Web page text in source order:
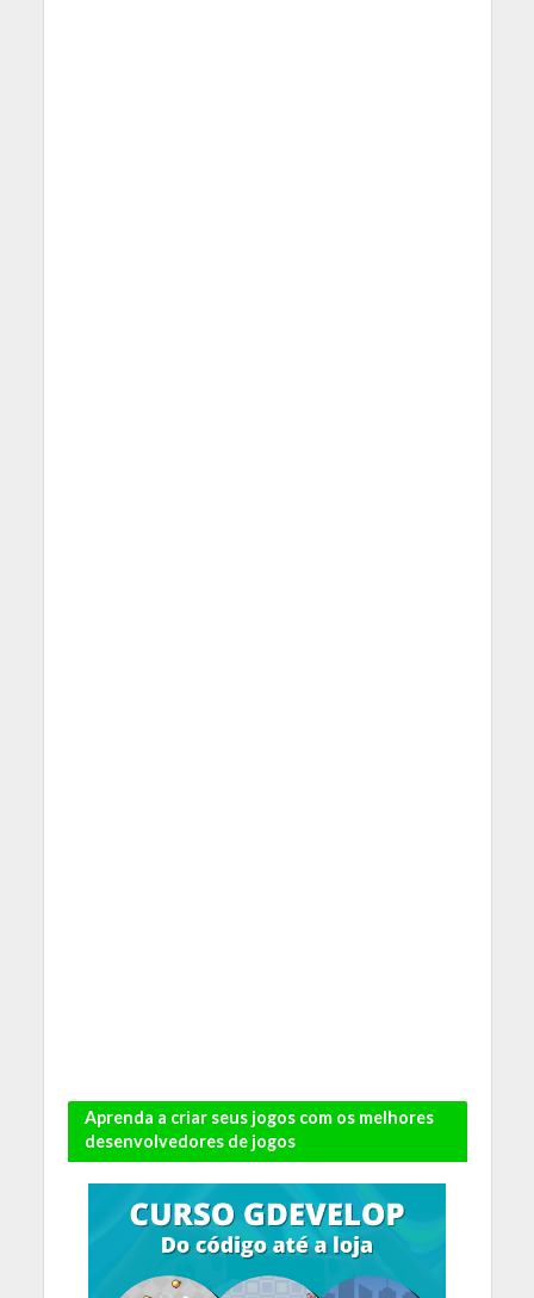
Aprenda a criar seus jogos com os melhores
desenvolvedores de jogos